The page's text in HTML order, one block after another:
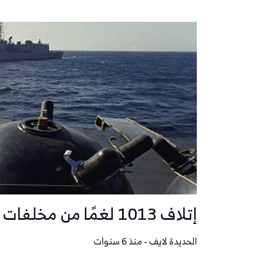
إتلاف 1013 لغمًا من مخلفات ميليشيا الحوثي في باب المندب
الحديدة لايف - منذ 6 سنوات